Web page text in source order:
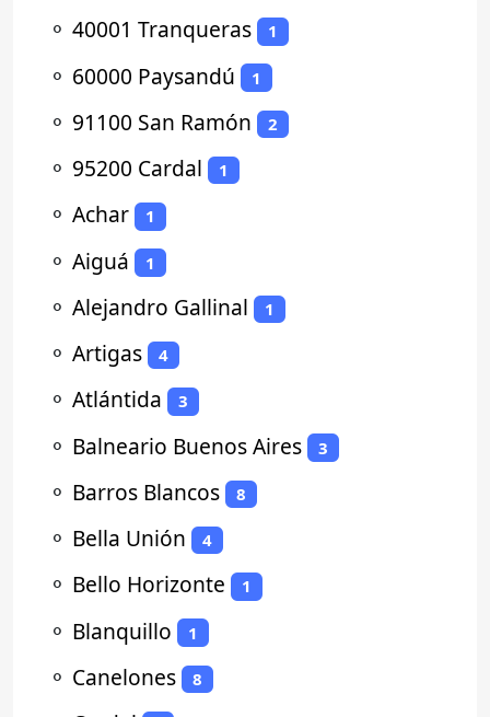
⚬ 40001 Tranqueras 1
⚬ 60000 Paysandú 1
⚬ 91100 San Ramón 2
⚬ 95200 Cardal 1
⚬ Achar 1
⚬ Aiguá 1
⚬ Alejandro Gallinal 1
⚬ Artigas 4
⚬ Atlántida 3
⚬ Balneario Buenos Aires 3
⚬ Barros Blancos 8
⚬ Bella Unión 4
⚬ Bello Horizonte 1
⚬ Blanquillo 1
⚬ Canelones 8